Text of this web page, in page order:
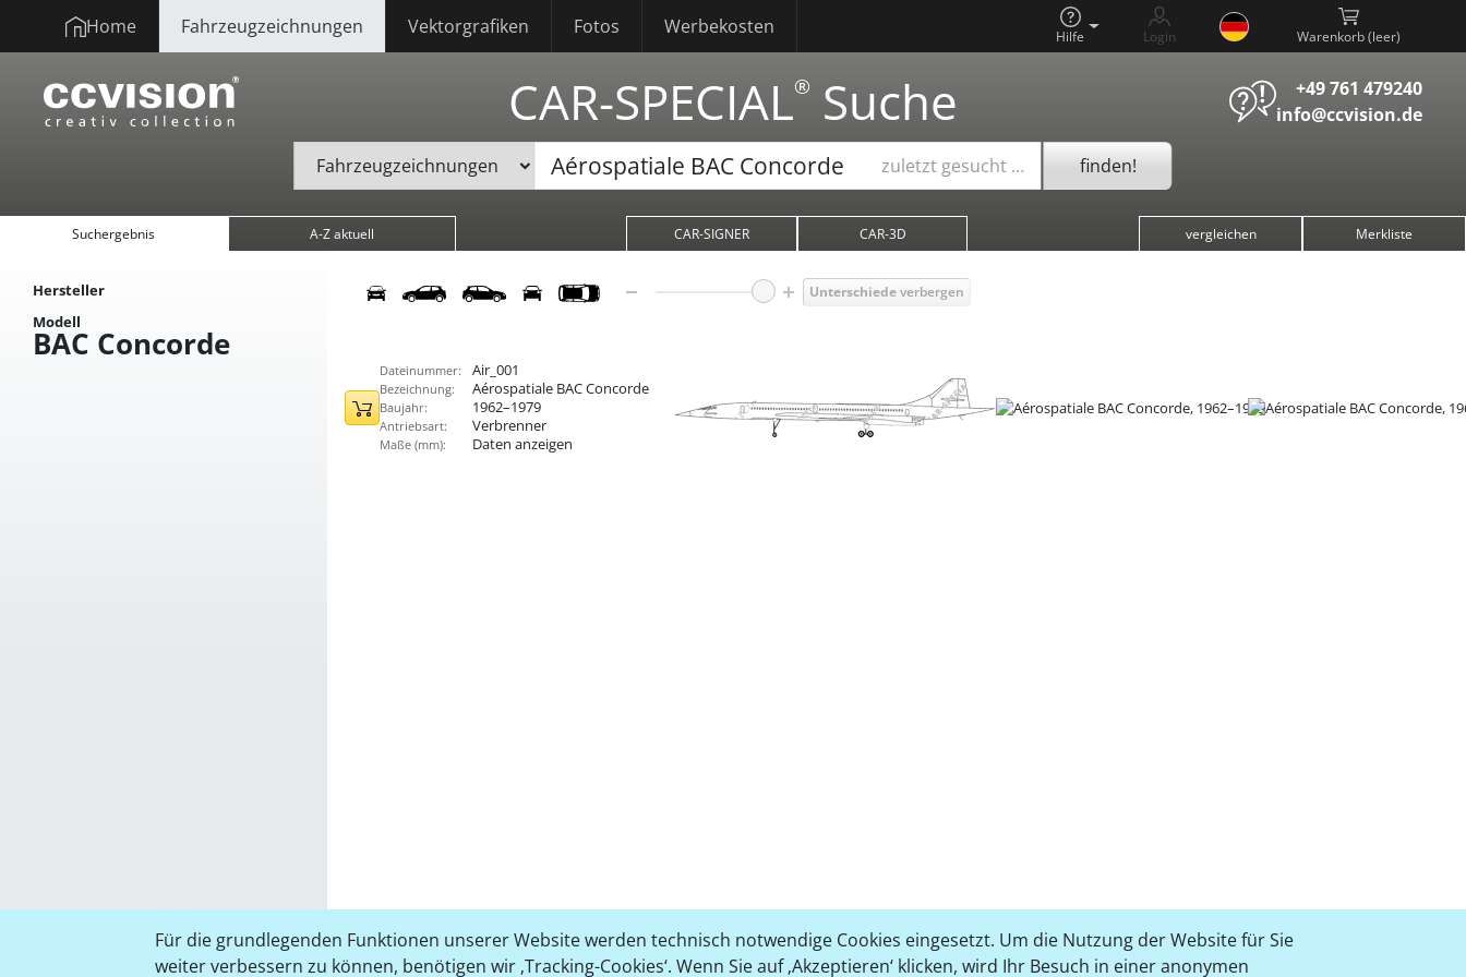
Für die grundlegenden Funktionen unserer Website werden technisch notwendige Cookies eingesetzt. Um die Nutzung der Website für Sie
weiter verbessern zu können, benötigen wir ‚Tracking-Cookies‘. Wenn Sie auf ‚Akzeptieren‘ klicken, wird Ihr Besuch in einer anonymen
Home Fahrzeugzeichnungen Vektorgrafiken Fotos Werbekosten Hilfe Login Warenkorb ( )
CAR-SPECIAL® Suche
+49 761 479240
info@ccvision.de
zuletzt gesucht … finden!
Suchergebnis A-Z aktuell CAR-SIGNER CAR-3D vergleichen Merkliste
Hersteller
Modell
BAC Concorde
Unterschiedeverbergen
Dateinummer: Air_001
Bezeichnung: Aérospatiale BAC Concorde
Baujahr: 1962–1979
Antriebsart: Verbrenner
Maße (mm): Daten anzeigen